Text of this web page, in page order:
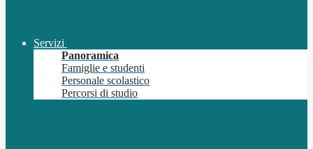
Servizi
Panoramica
Famiglie e studenti
Personale scolastico
Percorsi di studio